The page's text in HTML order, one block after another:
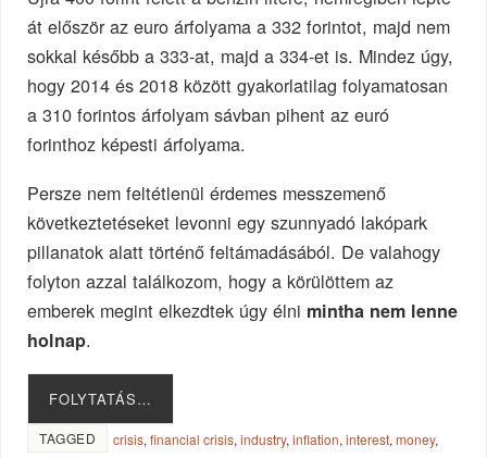
át először az euro árfolyama a 332 forintot, majd nem
sokkal később a 333-at, majd a 334-et is. Mindez úgy,
hogy 2014 és 2018 között gyakorlatilag folyamatosan
a 310 forintos árfolyam sávban pihent az euró
forinthoz képesti árfolyama.
Persze nem feltétlenül érdemes messzemenő
következtetéseket levonni egy szunnyadó lakópark
pillanatok alatt történő feltámadásából. De valahogy
folyton azzal találkozom, hogy a körülöttem az
emberek megint elkezdtek úgy élni mintha nem lenne
holnap.
FOLYTATÁS…
TAGGED crisis,financial crisis,industry,inflation,interest,money,